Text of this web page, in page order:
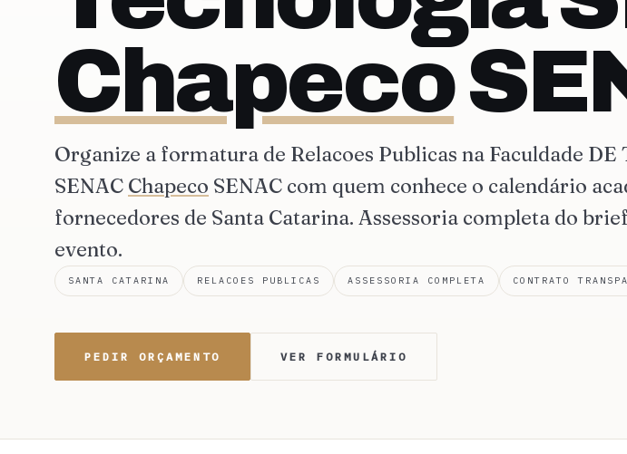
Chapeco
Organize a formatura de Relacoes Publicas na Faculdade DE
SENAC Chapeco SENAC com quem conhece o calendário
fornecedores de Santa Catarina. Assessoria completa do
evento.
SANTA CATARINA RELACOES PUBLICAS ASSESSORIA COMPLETA CONTRATO
PEDIR ORÇAMENTO VER FORMULÁRIO